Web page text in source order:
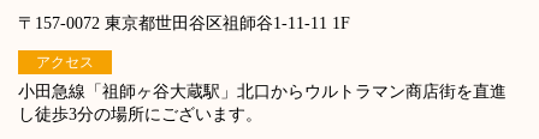
〒157-0072 東京都世田谷区祖師谷1-11-11 1F
アクセス
小田急線「祖師ヶ谷大蔵駅」北口からウルトラマン商店街を直進
し徒歩3分の場所にございます。